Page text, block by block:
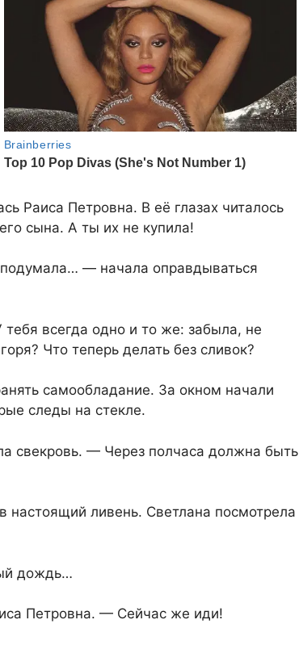
Раиса Петровна. В её глазах читалось
сына. А ты их не купила!
— начала оправдываться
всегда одно и то же: забыла, не
Что теперь делать без сливок?
самообладание. За окном начали
следы на стекле.
свекровь. — Через полчаса должна быть
ливень. Светлана посмотрела
дождь…
Петровна. — Сейчас же иди!